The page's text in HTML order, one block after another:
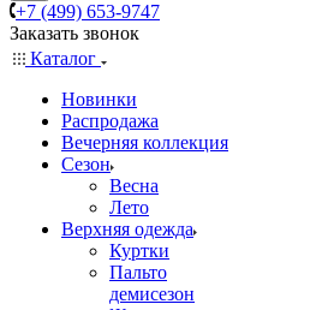
+7 (499) 653-9747
Заказать звонок
Каталог
Новинки
Распродажа
Вечерняя коллекция
Сезон
Весна
Лето
Верхняя одежда
Куртки
Пальто
демисезон